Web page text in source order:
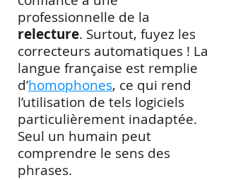
professionnelle de la
relecture. Surtout, fuyez les
correcteurs automatiques ! La
langue française est remplie
d’homophones, ce qui rend
l’utilisation de tels logiciels
particulièrement inadaptée.
Seul un humain peut
comprendre le sens des
phrases.